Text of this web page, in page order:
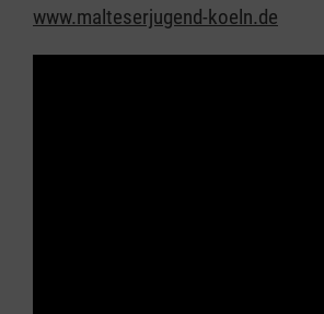
www.malteserjugend-koeln.de